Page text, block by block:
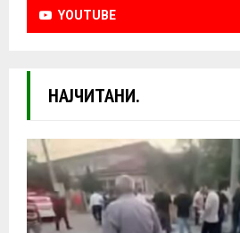
YOUTUBE
НАЈЧИТАНИ.